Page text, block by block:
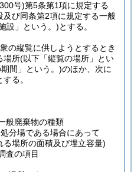
号)第5条第1項に規定する
及び同条第2項に規定する一般
設」という。)とする。
の縦覧に供しようとするとき
場所(以下「縦覧の場所」とい
間」という。)のほか、次に
る。
般廃棄物の種類
分場である場合にあって
場所の面積及び埋立容量)
査の項目